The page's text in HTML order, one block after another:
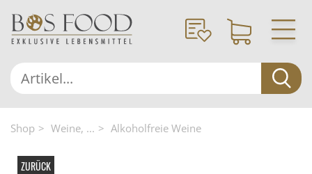
Shop Weine, ... Alkoholfreie Weine
ZURÜCK